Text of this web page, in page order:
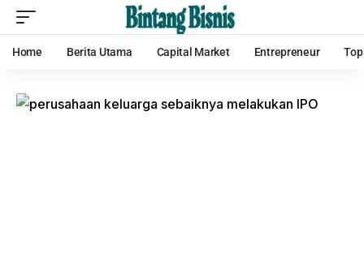
Home Berita Utama Capital Market Entrepreneur